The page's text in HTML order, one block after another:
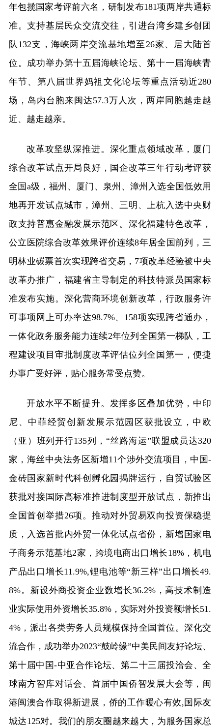
年包揽国家考评前六名，研制发布181项两岸共通标
准。支持基层民众交流交往，引进台湾乡建乡创团
队132支，海峡两岸交流基地增至26家、居大陆首
位。成功举办第十五届海峡论坛、第十一届海峡青
年节、第八届世界妈祖文化论坛等重点活动近280
场，岛内台胞来闽达57.3万人次，两岸同胞越走越
近、越走越亲。
改革攻坚纵深推进。深化重点领域改革，厦门
综合改革试点开局良好，国企改革三年行动考评获
全国a级，福州、厦门、泉州、漳州入选全国低效用
地再开发试点城市，漳州、三明、上杭入选中央财
政支持普惠金融发展示范区。深化福建特色改革，
公立医院综合改革效果评价连续8年居全国前列，三
明林业碳票首次实现跨省交易，7项改革经验被中央
改革办推广，福建省主导制定的科技特派员国家标
准发布实施。深化营商环境创新改革，行政服务许
可事项网上可办率达98.7%、158项实现跨省通办，
一体化政务服务能力连续2年位列全国第一梯队，工
程建设项目审批制度改革评估位列全国第一，便捷
办事广受好评，贴心服务常受点赞。
开放水平不断提升。发挥多区叠加优势，中印
尼、中菲经贸创新发展示范园区获批设立，中欧
（亚）班列开行135列，“丝路海运”联盟成员达320
家，海丝中央法务区新增11个涉外交流项目，中国-
金砖国家新时代科创孵化园揭牌运行，自贸试验区
获批对接国际高标准推进制度型开放试点，新推出
全国首创举措26项。推动对外贸易双向投资保稳提
质，入选首批内外贸一体化试点省份，新增国家电
子商务示范基地2家，跨境电商出口增长18%，机电
产品出口增长11.9%,锂电池等“新三样”出口增长49.
8%。新设外商投资企业数增长36.2%，高技术制造
业实际使用外资增长35.8%，实际对外投资额增长51.
4%，派出各类劳务人员规模保持全国首位。深化交
流合作，成功举办2023“鼓岭缘”中美民间友好论坛、
第十届中国-中亚合作论坛、第二十三届投洽会、全
球南方智库对话会、首届中国侨智发展大会等，闽
港闽澳合作取得新进展，侨的工作暖心有效,国际友
城达125对。我们的朋友圈越来越大，为服务国家总